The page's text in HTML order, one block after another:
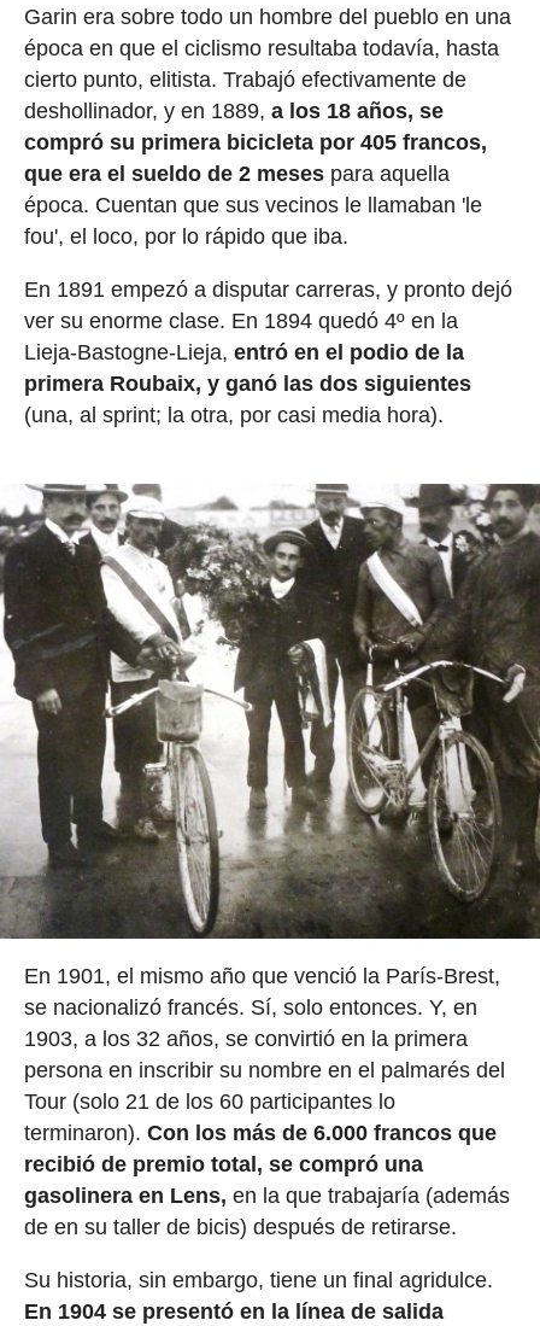
Garin era sobre todo un hombre del pueblo en una
época en que el ciclismo resultaba todavía, hasta
cierto punto, elitista. Trabajó efectivamente de
deshollinador, y en 1889, a los 18 años, se
compró su primera bicicleta por 405 francos,
que era el sueldo de 2 mesespara aquella
época. Cuentan que sus vecinos le llamaban 'le
fou', el loco, por lo rápido que iba.
En 1891 empezó a disputar carreras, y pronto dejó
ver su enorme clase. En 1894 quedó 4º en la
Lieja-Bastogne-Lieja, entró en el podio de la
primera Roubaix, y ganó las dos siguientes
(una, al sprint; la otra, por casi media hora).
En 1901, el mismo año que venció la París-Brest,
se nacionalizó francés. Sí, solo entonces. Y, en
1903, a los 32 años, se convirtió en la primera
persona en inscribir su nombre en el palmarés del
Tour (solo 21 de los 60 participantes lo
terminaron). Con los más de 6.000 francos que
recibió de premio total, se compró una
gasolinera en Lens, en la que trabajaría (además
de en su taller de bicis) después de retirarse.
Su historia, sin embargo, tiene un final agridulce.
En 1904 se presentó en la línea de salida